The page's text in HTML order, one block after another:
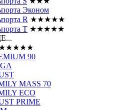
Эконом
R ★★★★★
Т ★★★★★
90
MASS 70
ECO
PRIME